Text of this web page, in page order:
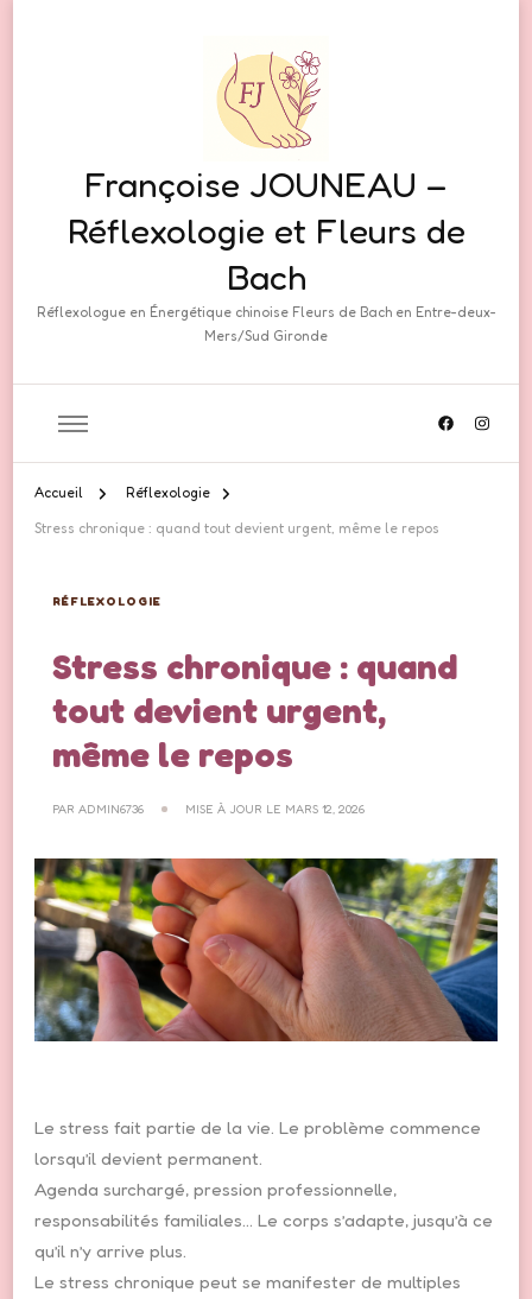
Françoise JOUNEAU –
Réflexologie et Fleurs de
Bach
Réflexologue en Énergétique chinoise Fleurs de Bach en Entre-deux-
Mers/Sud Gironde
Accueil Réflexologie
Stress chronique : quand tout devient urgent, même le repos
RÉFLEXOLOGIE
Stress chronique : quand
tout devient urgent,
même le repos
PAR ADMIN6736 MISE À JOUR LE MARS 12, 2026
Le stress fait partie de la vie. Le problème commence
lorsqu’il devient permanent.
Agenda surchargé, pression professionnelle,
responsabilités familiales… Le corps s’adapte, jusqu’à ce
qu’il n’y arrive plus.
Le stress chronique peut se manifester de multiples